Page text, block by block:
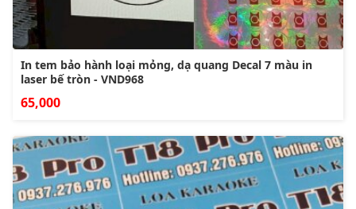
In tem bảo hành loại mỏng, dạ quang Decal 7 màu in
laser bế tròn - VND968
65,000